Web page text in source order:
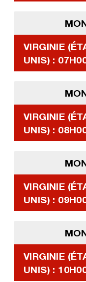
VIRGINIE
UNIS) :
VIRGINIE
UNIS) :
VIRGINIE
UNIS) :
VIRGINIE
UNIS) :